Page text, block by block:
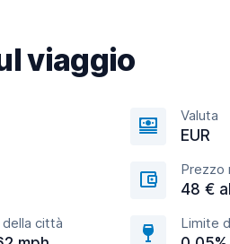
viaggio
Valuta
EUR
Prezzo
48 €
città Limite